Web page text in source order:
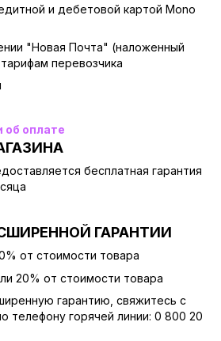
и дебетовой картой Mono
"Новая Почта" (наложенный
перевозчика
оплате
бесплатная гарантия
ГАРАНТИИ
от стоимости товара
20% от стоимости товара
гарантию, свяжитесь с
горячей линии: 0 800 20